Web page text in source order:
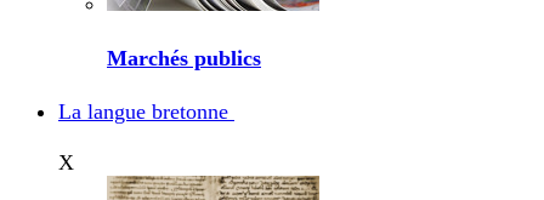
Marchés publics
La langue bretonne
X